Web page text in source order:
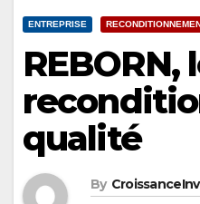
ENTREPRISE
REBORN,
qualité
By